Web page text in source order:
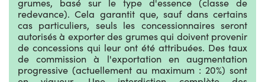
redevance). Cela garantit que, sauf dans certains
cas particuliers, seuls les concessionnaires seront
autorisés à exporter des grumes qui doivent provenir
de concessions qui leur ont été attribuées. Des taux
de commission à l'exportation en augmentation
progressive (actuellement au maximum : 20%) sont